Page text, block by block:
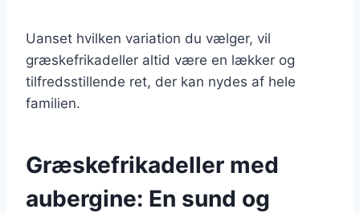
Uanset hvilken variation du vælger, vil
græskefrikadeller altid være en lækker og
tilfredsstillende ret, der kan nydes af hele
familien.
Græskefrikadeller med
aubergine: En sund og